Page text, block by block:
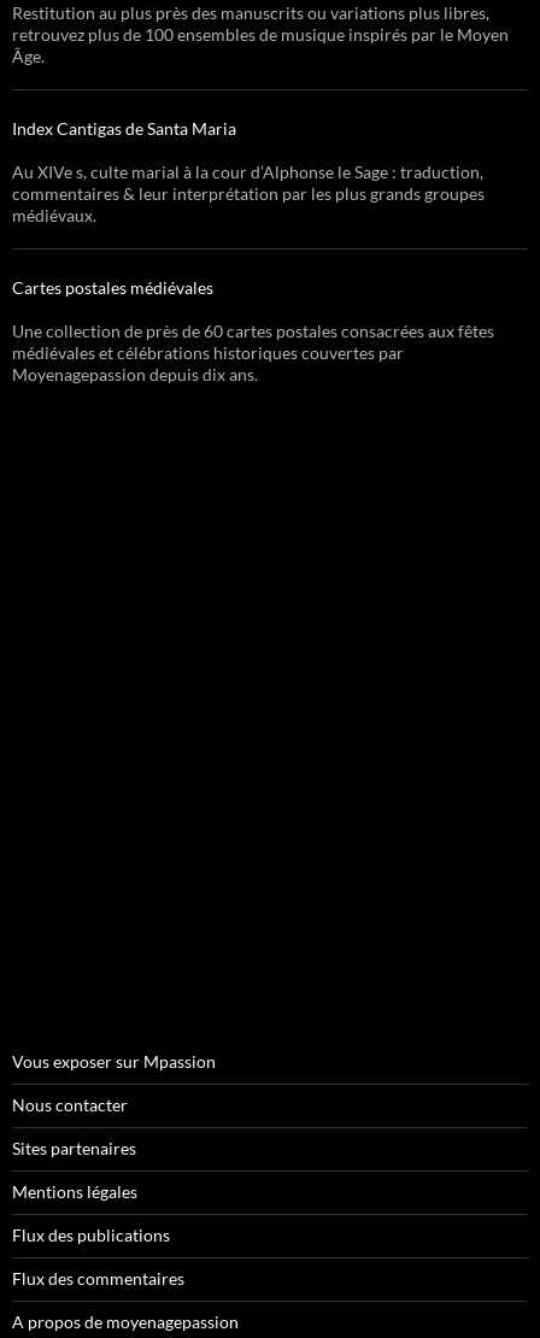
Restitution au plus près des manuscrits ou variations plus libres,
retrouvez plus de 100 ensembles de musique inspirés par le Moyen
Âge.
Index Cantigas de Santa Maria
Au XIVe s, culte marial à la cour d’Alphonse le Sage : traduction,
commentaires & leur interprétation par les plus grands groupes
médiévaux.
Cartes postales médiévales
Une collection de près de 60 cartes postales consacrées aux fêtes
médiévales et célébrations historiques couvertes par
Moyenagepassion depuis dix ans.
Vous exposer sur Mpassion
Nous contacter
Sites partenaires
Mentions légales
Flux des publications
Flux des commentaires
A propos de moyenagepassion